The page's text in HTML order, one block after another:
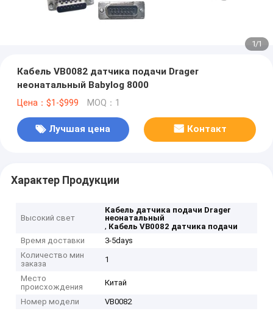
1/1
Кабель VB0082 датчика подачи Drager
неонатальный Babylog 8000
Цена：$1-$999 MOQ：1
Лучшая цена Контакт
Характер Продукции
Высокий свет
Кабель датчика подачи Drager
неонатальный
, Кабель VB0082 датчика подачи
Время доставки
3-5days
Количество мин
заказа
1
Место
происхождения
Китай
Номер модели
VB0082